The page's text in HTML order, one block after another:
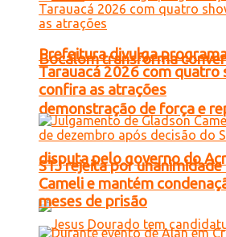
Bocalom transforma
demonstração de força e
disputa pelo governo do
Prefeitura divulga
Tarauacá 2026 com quatro
confira as atrações
STJ rejeita por
Cameli e mantém
meses de prisão